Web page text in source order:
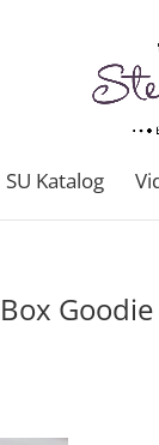
SU Katalog